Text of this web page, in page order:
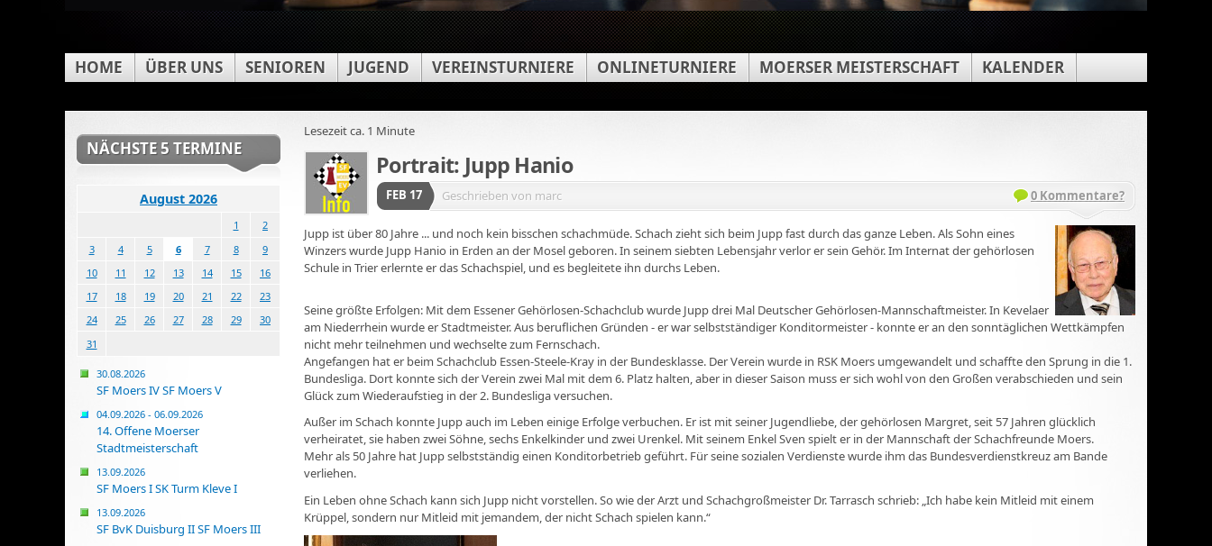
HOME ÜBER UNS SENIOREN JUGEND VEREINSTURNIERE ONLINETURNIERE MOERSER MEISTERSCHAFT KALENDER
Lesezeit ca. 1 Minute
Portrait: Jupp Hanio
FEB 17 Geschrieben von marc 0 Kommentare?
Jupp ist über 80 Jahre ... und noch kein bisschen schachmüde. Schach zieht sich beim Jupp fast durch das ganze Leben. Als Sohn eines
Winzers wurde Jupp Hanio in Erden an der Mosel geboren. In seinem siebten Lebensjahr verlor er sein Gehör. Im Internat der gehörlosen
Schule in Trier erlernte er das Schachspiel, und es begleitete ihn durchs Leben.
Seine größte Erfolgen: Mit dem Essener Gehörlosen-Schachclub wurde Jupp drei Mal Deutscher Gehörlosen-Mannschaftmeister. In Kevelaer
am Niederrhein wurde er Stadtmeister. Aus beruflichen Gründen - er war selbstständiger Konditormeister - konnte er an den sonntäglichen Wettkämpfen
nicht mehr teilnehmen und wechselte zum Fernschach.
Angefangen hat er beim Schachclub Essen-Steele-Kray in der Bundesklasse. Der Verein wurde in RSK Moers umgewandelt und schaffte den Sprung in die 1.
Bundesliga. Dort konnte sich der Verein zwei Mal mit dem 6. Platz halten, aber in dieser Saison muss er sich wohl von den Großen verabschieden und sein
Glück zum Wiederaufstieg in der 2. Bundesliga versuchen.
Außer im Schach konnte Jupp auch im Leben einige Erfolge verbuchen. Er ist mit seiner Jugendliebe, der gehörlosen Margret, seit 57 Jahren glücklich
verheiratet, sie haben zwei Söhne, sechs Enkelkinder und zwei Urenkel. Mit seinem Enkel Sven spielt er in der Mannschaft der Schachfreunde Moers.
Mehr als 50 Jahre hat Jupp selbstständig einen Konditorbetrieb geführt. Für seine sozialen Verdienste wurde ihm das Bundesverdienstkreuz am Bande
verliehen.
Ein Leben ohne Schach kann sich Jupp nicht vorstellen. So wie der Arzt und Schachgroßmeister Dr. Tarrasch schrieb: „Ich habe kein Mitleid mit einem
Krüppel, sondern nur Mitleid mit jemandem, der nicht Schach spielen kann.“
NÄCHSTE 5 TERMINE
August 2026
1
2
3
4 5 6 7 8
9
10
11 12 13 14 15
16
17
18 19 20 21 22
23
24
25 26 27 28 29
30
31
30.08.2026
SF Moers IV SF Moers V
04.09.2026 - 06.09.2026
14. Offene Moerser
Stadtmeisterschaft
13.09.2026
SF Moers I SK Turm Kleve I
13.09.2026
SF BvK Duisburg II SF Moers III